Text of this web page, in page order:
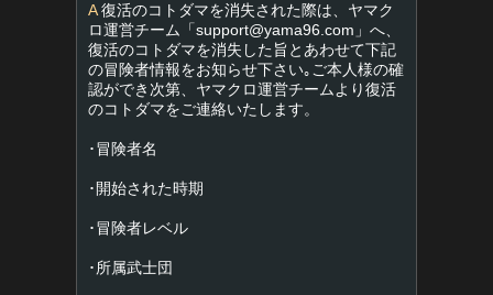
A復活のコトダマを消失された際は、ヤマク
ロ運営チーム「support@yama96.com 」へ、
復活のコトダマを消失した旨とあわせて下記
の冒険者情報をお知らせ下さい｡ご本人様の確
認ができ次第、ヤマクロ運営チームより復活
のコトダマをご連絡いたします。
･冒険者名
･開始された時期
･冒険者レベル
･所属武士団